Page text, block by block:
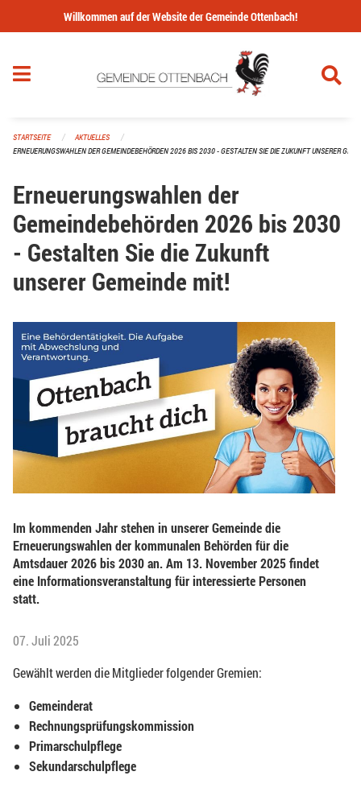
Navigation überspringen
Willkommen auf der Website der Gemeinde Ottenbach!
STARTSEITE
AKTUELLES
ERNEUERUNGSWAHLEN DER GEMEINDEBEHÖRDEN 2026 BIS 2030 - GESTALTEN SIE DIE ZUKUNFT UNSERER
Erneuerungswahlen der
Gemeindebehörden 2026 bis 2030
- Gestalten Sie die Zukunft
unserer Gemeinde mit!
Im kommenden Jahr stehen in unserer Gemeinde die
Erneuerungswahlen der kommunalen Behörden für die
Amtsdauer 2026 bis 2030 an. Am 13. November 2025 findet
eine Informationsveranstaltung für interessierte Personen
statt.
07. Juli 2025
Gewählt werden die Mitglieder folgender Gremien:
Gemeinderat
Rechnungsprüfungskommission
Primarschulpflege
Sekundarschulpflege